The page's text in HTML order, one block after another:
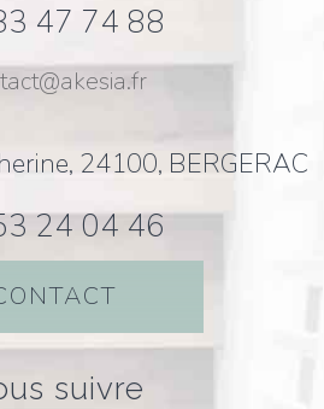
47 74 88
24100, BERGERAC
24 04 46
suivre